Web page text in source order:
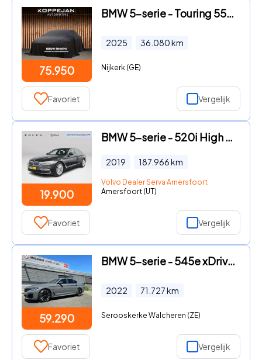
75.950
BMW 5-serie - Touring 550e xDrive 490PK M-Sport | BOWERS & WILKINS | DRIVI
2025 36.080km
Nijkerk (GE)
Favoriet Vergelijk
19.900
BMW 5-serie - 520i High Executive Edition | Navigatie | Head-up Display |
2019 187.966km
Volvo Dealer Serva Amersfoort
Amersfoort (UT)
Favoriet Vergelijk
59.290
BMW 5-serie - 545e xDrive High Executive
2022 71.727km
Serooskerke Walcheren (ZE)
Favoriet Vergelijk